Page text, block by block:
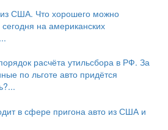
США. Что хорошего можно
на американских
расчёта утильсбора в РФ. За
по льготе авто придётся
в сфере пригона авто из США и